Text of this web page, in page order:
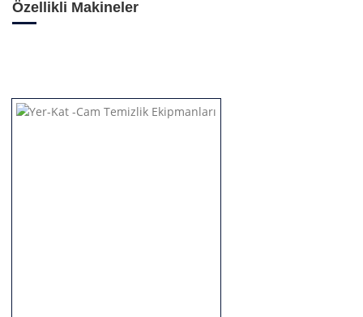
Özellikli Makineler